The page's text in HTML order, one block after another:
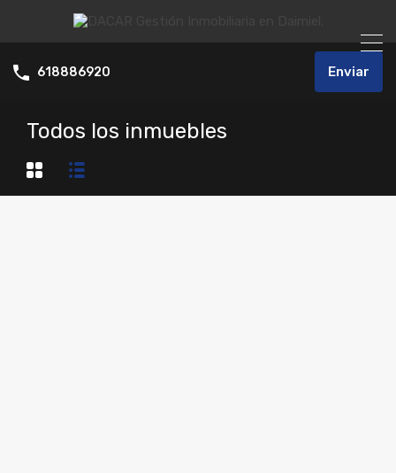
618886920 Enviar
Todos los inmuebles